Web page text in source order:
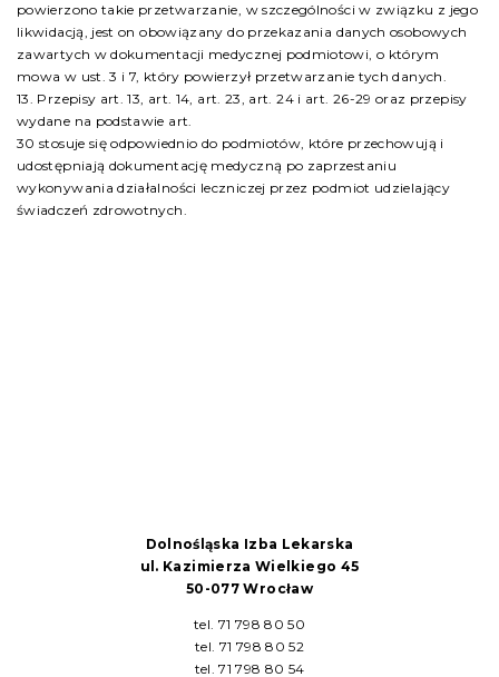
powierzono takie przetwarzanie, w szczególności w związku z jego
likwidacją, jest on obowiązany do przekazania danych osobowych
zawartych w dokumentacji medycznej podmiotowi, o którym
mowa w ust. 3 i 7, który powierzył przetwarzanie tych danych.
13. Przepisy art. 13, art. 14, art. 23, art. 24 i art. 26-29 oraz przepisy
wydane na podstawie art.
30 stosuje się odpowiednio do podmiotów, które przechowują i
udostępniają dokumentację medyczną po zaprzestaniu
wykonywania działalności leczniczej przez podmiot udzielający
świadczeń zdrowotnych.
Dolnośląska Izba Lekarska
ul. Kazimierza Wielkiego 45
50-077 Wrocław
tel. 71 798 80 50
tel. 71 798 80 52
tel. 71 798 80 54